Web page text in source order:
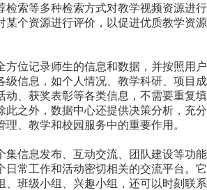
检索等多种检索方式对教学视频资源进行
某个资源进行评价，以促进优质教学资源
方位记录师生的信息和数据，并按照用户
级信息，如个人情况、教学科研、项目成
动、获奖表彰等各类信息，不需要重复填
此之外，数据中心还提供决策分析，充分
理、教学和校园服务中的重要作用。
集信息发布、互动交流、团队建设等功能
日常工作和活动密切相关的交流平台。它
、班级小组、兴趣小组，还可以时刻联系